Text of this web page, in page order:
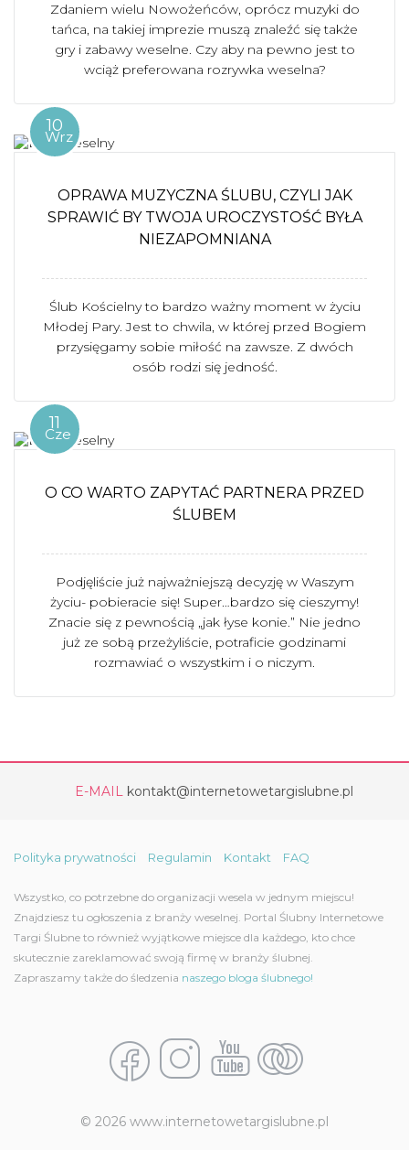
Zdaniem wielu Nowożeńców, oprócz muzyki do
tańca, na takiej imprezie muszą znaleźć się także
gry i zabawy weselne. Czy aby na pewno jest to
wciąż preferowana rozrywka weselna?
10
Wrz
OPRAWA MUZYCZNA ŚLUBU, CZYLI JAK
SPRAWIĆ BY TWOJA UROCZYSTOŚĆ BYŁA
NIEZAPOMNIANA
Ślub Kościelny to bardzo ważny moment w życiu
Młodej Pary. Jest to chwila, w której przed Bogiem
przysięgamy sobie miłość na zawsze. Z dwóch
osób rodzi się jedność.
11
Cze
O CO WARTO ZAPYTAĆ PARTNERA PRZED
ŚLUBEM
Podjęliście już najważniejszą decyzję w Waszym
życiu- pobieracie się! Super…bardzo się cieszymy!
Znacie się z pewnością „jak łyse konie.” Nie jedno
już ze sobą przeżyliście, potraficie godzinami
rozmawiać o wszystkim i o niczym.
E-MAIL kontakt@internetowetargislubne.pl
Polityka prywatności Regulamin Kontakt FAQ
Wszystko, co potrzebne do organizacji wesela w jednym miejscu!
Znajdziesz tu ogłoszenia z branży weselnej. Portal Ślubny Internetowe
Targi Ślubne to również wyjątkowe miejsce dla każdego, kto chce
skutecznie zareklamować swoją firmę w branży ślubnej.
Zapraszamy także do śledzenia naszego bloga ślubnego!
© 2026 www.internetowetargislubne.pl